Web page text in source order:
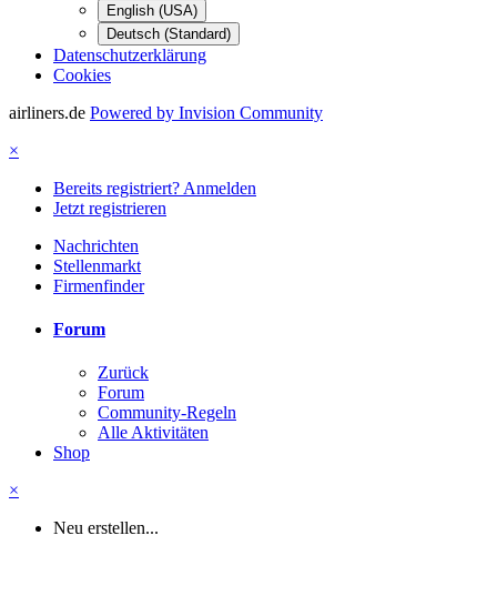
English (USA)
Deutsch (Standard)
Datenschutzerklärung
Cookies
airliners.de Powered by Invision Community
×
Bereits registriert? Anmelden
Jetzt registrieren
Nachrichten
Stellenmarkt
Firmenfinder
Forum
Zurück
Forum
Community-Regeln
Alle Aktivitäten
Shop
×
Neu erstellen...